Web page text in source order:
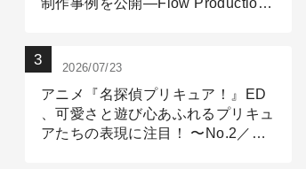
制作事例を公開―Flow Production
2026/07/23
アニメ『名探偵プリキュア！』ED
、可愛さと遊び心あふれるプリキュ
アたちの表現に注目！ 〜No.2／モ